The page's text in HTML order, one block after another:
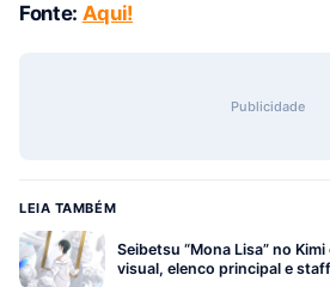
Fonte: Aqui!
Publicidade
LEIA TAMBÉM
Seibetsu “Mona Lisa” no
visual, elenco principal e staff